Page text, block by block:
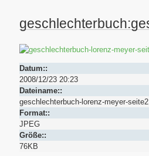
Datum::
2008/12/23 20:23
Dateiname::
geschlechterbuch-lorenz-meyer-
Format::
JPEG
Größe::
76KB